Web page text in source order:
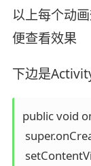
以上每个动
便查看效果
下边是
public void